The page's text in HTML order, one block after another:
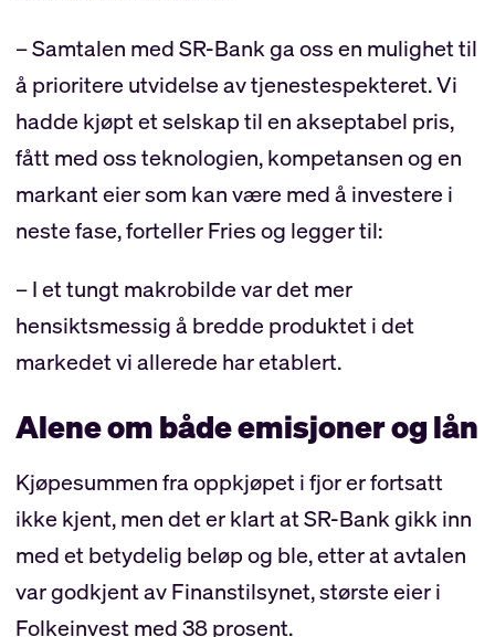
– Samtalen med SR-Bank ga oss en mulighet til
å prioritere utvidelse av tjenestespekteret. Vi
hadde kjøpt et selskap til en akseptabel pris,
fått med oss teknologien, kompetansen og en
markant eier som kan være med å investere i
neste fase, forteller Fries og legger til:
– I et tungt makrobilde var det mer
hensiktsmessig å bredde produktet i det
markedet vi allerede har etablert.
Alene om både emisjoner og lån
Kjøpesummen fra oppkjøpet i fjor er fortsatt
ikke kjent, men det er klart at SR-Bank gikk inn
med et betydelig beløp og ble, etter at avtalen
var godkjent av Finanstilsynet, største eier i
Folkeinvest med 38 prosent.